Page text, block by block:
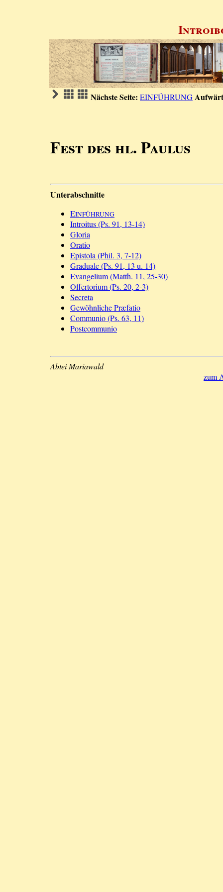
Nächste Seite: EINFÜHRUNG
Fest des hl. Paulus
Unterabschnitte
EINFÜHRUNG
Introitus (Ps. 91, 13-14)
Gloria
Oratio
Epistola (Phil. 3, 7-12)
Graduale (Ps. 91, 13 u. 14)
Evangelium (Matth. 11, 25-30)
Offertorium (Ps. 20, 2-3)
Secreta
Gewöhnliche Præfatio
Communio (Ps. 63, 11)
Postcommunio
Abtei Mariawald
zum